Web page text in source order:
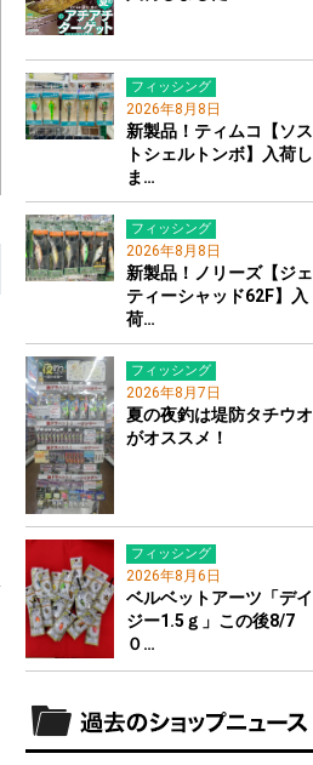
フィッシング
2026年8月8日
新製品！ティムコ【ソス
トシェルトンボ】入荷し
ま…
フィッシング
2026年8月8日
新製品！ノリーズ【ジェ
ティーシャッド62F】入
荷…
フィッシング
2026年8月7日
夏の夜釣は堤防タチウオ
がオススメ！
フィッシング
2026年8月6日
ベルベットアーツ「デイ
ジー1.5ｇ」この後8/7
０…